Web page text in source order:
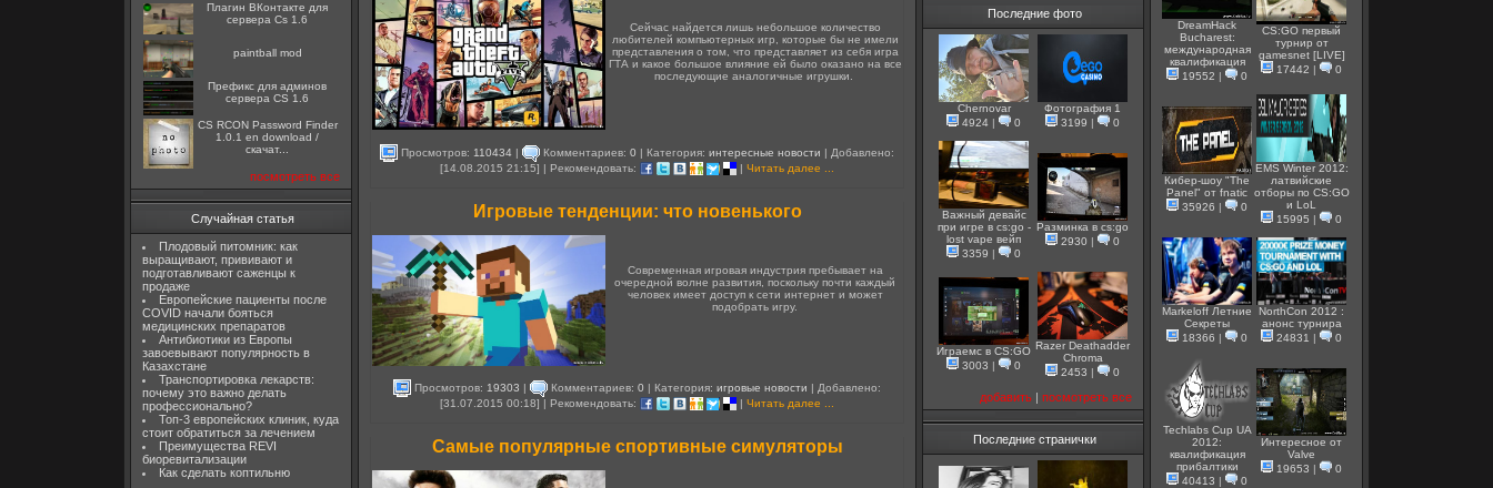
Плагин ВКонтакте для
сервера Cs 1.6
paintball mod
Префикс для админов
сервера CS 1.6
CS RCON Password Finder
1.0.1 en download /
скачат...
посмотреть все
Случайная статья
Плодовый питомник: как
выращивают, прививают и
подготавливают саженцы к
продаже
Европейские пациенты после
COVID начали бояться
медицинских препаратов
Антибиотики из Европы
завоевывают популярность в
Казахстане
Транспортировка лекарств:
почему это важно делать
профессионально?
Топ-3 европейских клиник, куда
стоит обратиться за лечением
Преимущества REVI
биоревитализации
Как сделать коптильню
Сейчас найдется лишь небольшое количество
любителей компьютерных игр, которые бы не имели
представления о том, что представляет из себя игра
ГТА и какое большое влияние ей было оказано на все
последующие аналогичные игрушки.
Просмотров: 110434 | Комментариев: 0 | Категория: интересные новости | Добавлено:
[14.08.2015 21:15] | Рекомендовать:
| Читать далее ...
Игровые тенденции: что новенького
Современная игровая индустрия пребывает на
очередной волне развития, поскольку почти каждый
человек имеет доступ к сети интернет и может
подобрать игру.
Просмотров: 19303 | Комментариев: 0 | Категория: игровые новости | Добавлено:
[31.07.2015 00:18] | Рекомендовать:
| Читать далее ...
Самые популярные спортивные симуляторы
Последние фото
Chernovar
4924 | 0
Фотография 1
3199 | 0
Важный девайс
при игре в cs:go -
lost vape вейп
3359 | 0
Разминка в cs:go
2930 | 0
Играемс в CS:GO
3003 | 0
Razer Deathadder
Chroma
2453 | 0
добавить | посмотреть все
Последние странички
DreamHack
Bucharest:
международная
квалификация
19552 | 0
CS:GO первый
турнир от
gamesnet [LIVE]
17442 | 0
Кибер-шоу "The
Panel" от fnatic
35926 | 0
EMS Winter 2012:
латвийские
отборы по CS:GO
и LoL
15995 | 0
Markeloff Летние
Секреты
18366 | 0
NorthCon 2012 :
анонс турнира
24831 | 0
Techlabs Cup UA
2012:
квалификация
прибалтики
40413 | 0
Интересное от
Valve
19653 | 0